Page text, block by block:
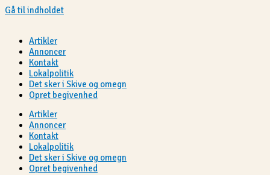
Gå til indholdet
Artikler
Annoncer
Kontakt
Lokalpolitik
Det sker i Skive og omegn
Opret begivenhed
Artikler
Annoncer
Kontakt
Lokalpolitik
Det sker i Skive og omegn
Opret begivenhed